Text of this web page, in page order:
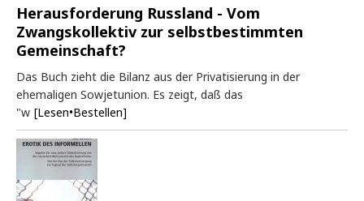
Herausforderung Russland - Vom
Zwangskollektiv zur selbstbestimmten
Gemeinschaft?
Das Buch zieht die Bilanz aus der Privatisierung in der
ehemaligen Sowjetunion. Es zeigt, daß das
"w [Lesen•Bestellen]